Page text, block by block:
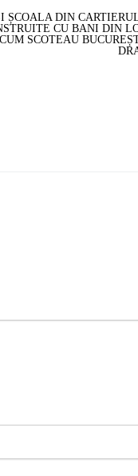
ȘCOALA DIN
CU BANI DIN
CUM SCOTEAU